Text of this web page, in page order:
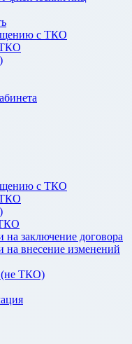
с ТКО
с ТКО
на заключение договора
на внесение изменений
(не ТКО)